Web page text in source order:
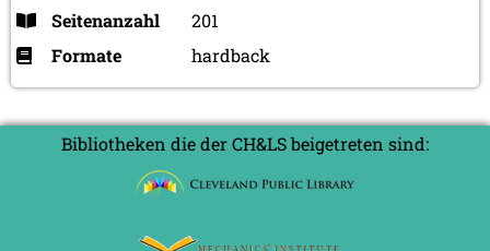
Seitenanzahl
201
Formate
hardback
Bibliotheken die der CH&LS beigetreten sind: